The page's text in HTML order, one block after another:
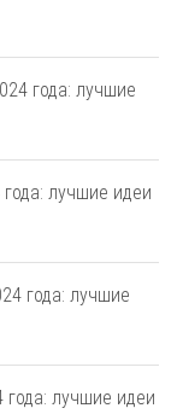
года: лучшие
лучшие идеи
года: лучшие
года: лучшие идеи